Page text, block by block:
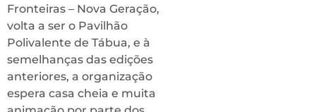
Fronteiras – Nova Geração,
volta a ser o Pavilhão
Polivalente de Tábua, e à
semelhanças das edições
anteriores, a organização
espera casa cheia e muita